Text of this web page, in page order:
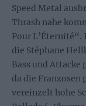
Speed Metal
Thrash nahe
Pour
die Stéphane
Bass und
da die Franzosen
vereinzelt hohe